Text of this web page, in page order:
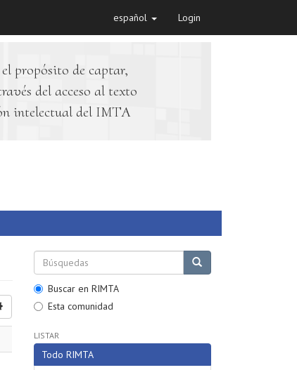
español Login
propósito de captar,
del acceso al texto
intelectual del IMTA
Buscar en RIMTA
Esta comunidad
LISTAR
Todo RIMTA